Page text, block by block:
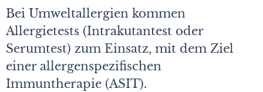
Bei Umweltallergien kommen
Allergietests (Intrakutantest oder
Serumtest) zum Einsatz, mit dem Ziel
einer allergenspezifischen
Immuntherapie (ASIT).